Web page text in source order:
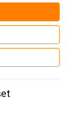
00380 Helsinki